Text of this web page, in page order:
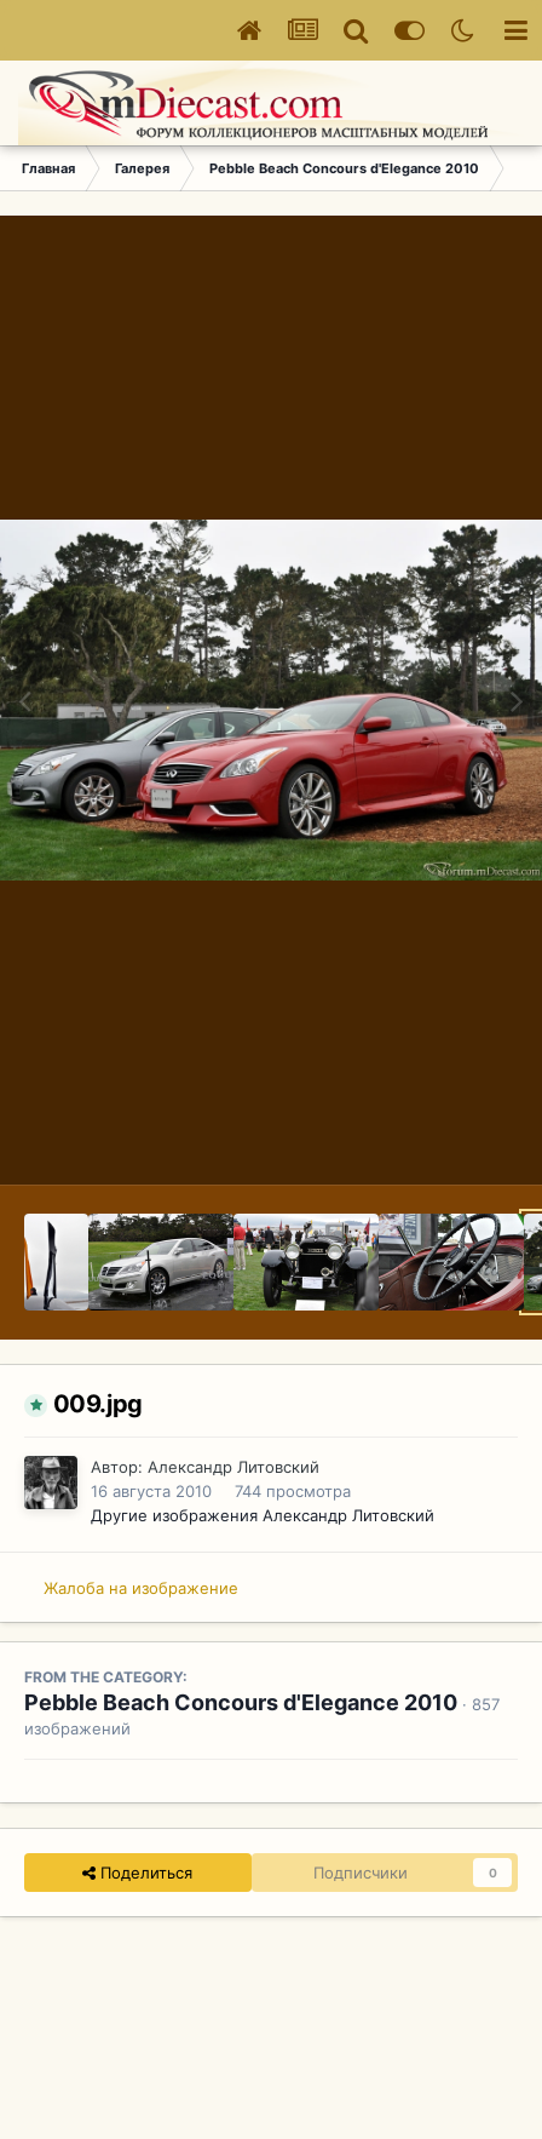
Главная Галерея Pebble Beach Concours d'Elegance 2010
009.jpg
Автор: Александр Литовский
16 августа 2010
744 просмотра
Другие изображения Александр Литовский
Жалоба на изображение
FROM THE CATEGORY:
Pebble Beach Concours d'Elegance 2010 · 857
изображений
Поделиться Подписчики 0